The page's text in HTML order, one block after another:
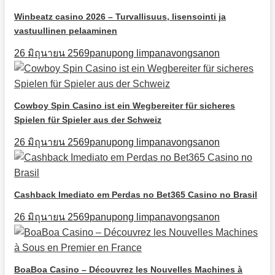
Winbeatz casino 2026 – Turvallisuus, lisensointi ja
vastuullinen pelaaminen
26 มิถุนายน 2569panupong limpanavongsanon
Cowboy Spin Casino ist ein Wegbereiter für sicheres
Spielen für Spieler aus der Schweiz
26 มิถุนายน 2569panupong limpanavongsanon
Cashback Imediato em Perdas no Bet365 Casino no Brasil
26 มิถุนายน 2569panupong limpanavongsanon
BoaBoa Casino – Découvrez les Nouvelles Machines à